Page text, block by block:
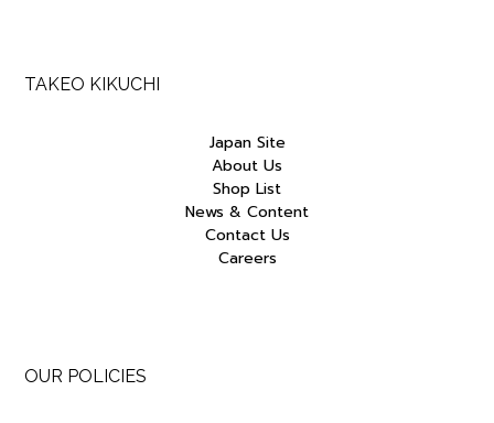
TAKEO KIKUCHI
Japan Site
About Us
Shop List
News & Content
Contact Us
Careers
OUR POLICIES